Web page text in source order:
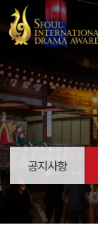
공지사항